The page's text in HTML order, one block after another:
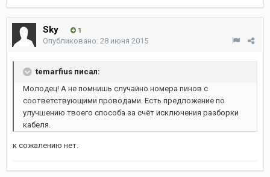
Sky 1
Опубликовано: 28 июня 2015
temarfius писал:
Молодец! А не помнишь случайно номера пинов с
соответствующими проводами. Есть предложение по
улучшению твоего способа за счёт исключения разборки
кабеля.
к сожалению нет.